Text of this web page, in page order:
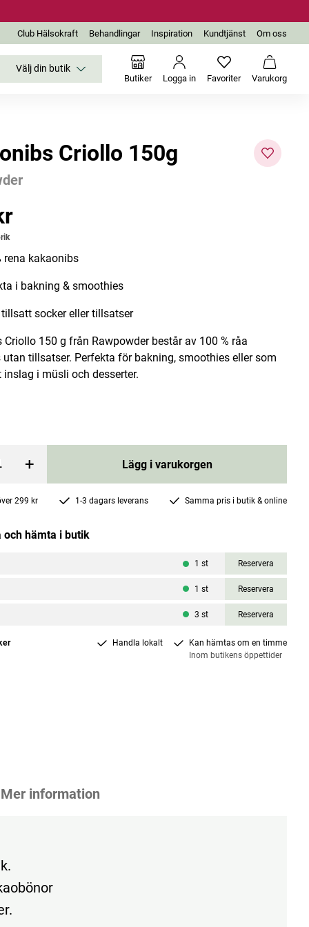
Club Hälsokraft Behandlingar Inspiration Kundtjänst Om oss
Välj din butik
Butiker Logga in FavoriterInga favoriter
Varukorg
Nutri Pharma
Lägg i varukorgen
Criollo 150g
rena kakaonibs
i bakning & smoothies
tillsatt socker eller tillsatser
Criollo 150 g från Rawpowder består av 100 % råa
utan tillsatser. Perfekta för bakning, smoothies eller som
i müsli och desserter.
+ Lägg i varukorgen
299 kr 1-3 dagars leverans Samma pris i butik & online
och hämta i butik
1 st Reservera
1 st Reservera
3 st Reservera
Handla lokalt
Kan hämtas om en timme
Inom butikens öppettider
Mer information